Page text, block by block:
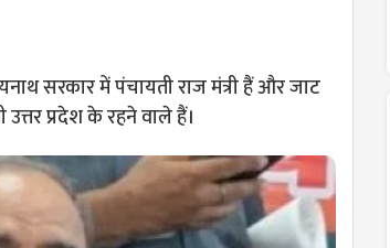
सरकार में पंचायती राज मंत्री हैं और जाट
प्रदेश के रहने वाले हैं।